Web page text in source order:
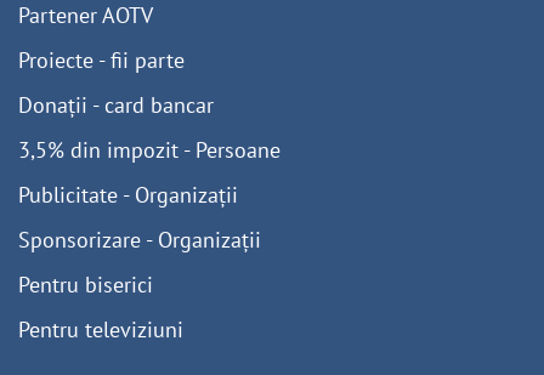
Partener AOTV
Proiecte - fii parte
Donații - card bancar
3,5% din impozit - Persoane
Publicitate - Organizații
Sponsorizare - Organizații
Pentru biserici
Pentru televiziuni